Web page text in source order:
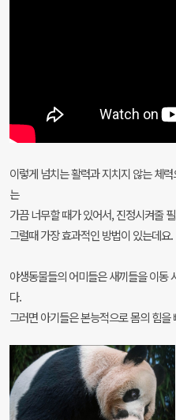
이렇게 넘치는 활력과 지치지 않는 체
는
가끔 너무할 때가 있어서, 진정시켜줄
그럴때 가장 효과적인 방법이 있는데요.
야생동물들의 어미들은 새끼들을 이동
다.
그러면 아기들은 본능적으로 몸의 힘